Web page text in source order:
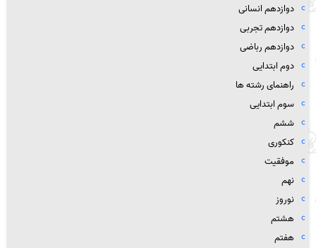
دوازدهم انسانی
دوازدهم تجربی
دوازدهم رباضی
دوم ابتدایی
راهنمای رشته ها
سوم ابتدایی
ششم
کنکوری
موفقیت
نهم
نوروز
هشتم
هفتم